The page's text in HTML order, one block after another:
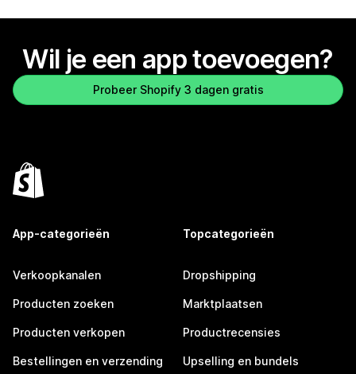
Wil je een app toevoegen?
Probeer Shopify 3 dagen gratis
App-categorieën
Verkoopkanalen
Producten zoeken
Producten verkopen
Bestellingen en verzending
Topcategorieën
Dropshipping
Marktplaatsen
Productrecensies
Upselling en bundels